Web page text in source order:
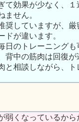
て効果が少なく、
ません。
奨していますが、
ドが違います。
日のトレーニング
背中の筋肉は回復
と相談しながら、
弱くなっているか